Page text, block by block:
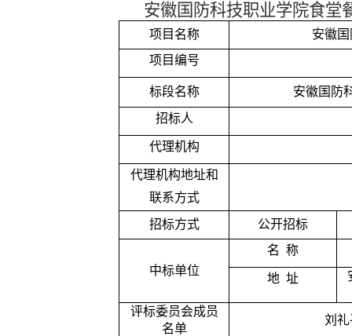
安徽国防科技职业学院食堂
项目名称
安徽
项目编号
标段名称
安徽国防
招标人
代理机构
代理机构地址和
联系方式
招标方式
公开招标
中标单位
名 称
地 址
评标委员会成员
名单
刘